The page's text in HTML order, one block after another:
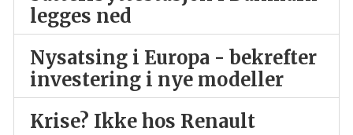
legges ned
Nysatsing i Europa - bekrefter
investering i nye modeller
Krise? Ikke hos Renault